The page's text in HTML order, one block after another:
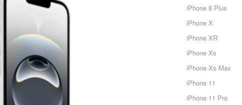
iPhone 8 Plus
iPhone X
iPhone XR
iPhone Xs
iPhone Xs Max
iPhone 11
iPhone 11 Pro